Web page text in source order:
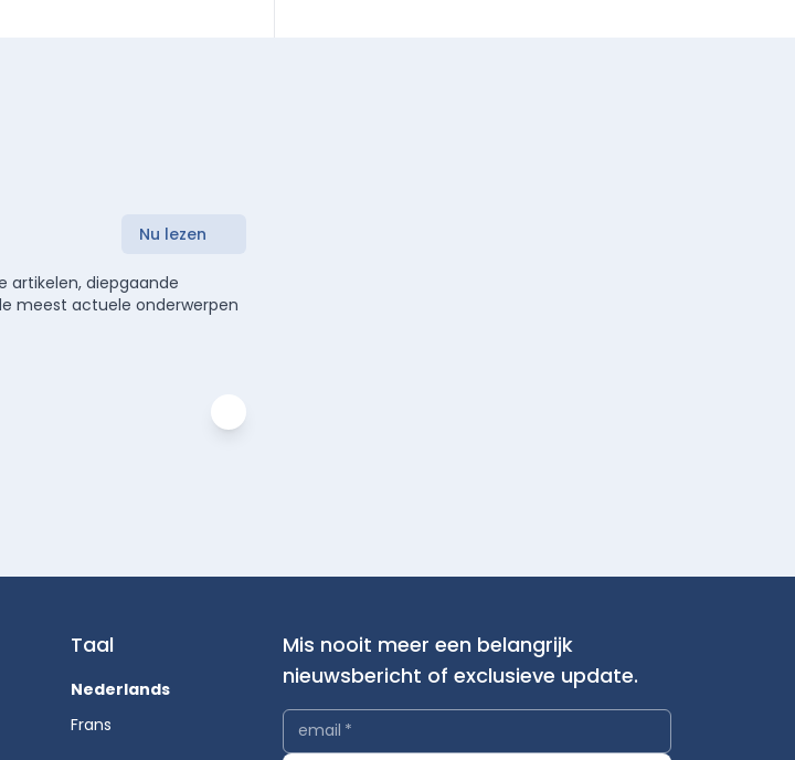
Nu lezen
artikelen, diepgaande
meest actuele onderwerpen
Taal
Nederlands
Frans
Mis nooit meer een belangrijk
nieuwsbericht of exclusieve update.
email *